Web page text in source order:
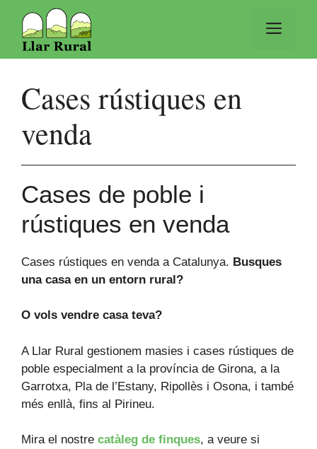
contingut
Cases rústiques en
venda
Cases de poble i
rústiques en venda
Cases rústiques en venda a Catalunya. Busques
una casa en un entorn rural?
O vols vendre casa teva?
A Llar Rural gestionem masies i cases rústiques de
poble especialment a la província de Girona, a la
Garrotxa, Pla de l’Estany, Ripollès i Osona, i també
més enllà, fins al Pirineu.
Mira el nostre catàleg de finques, a veure si